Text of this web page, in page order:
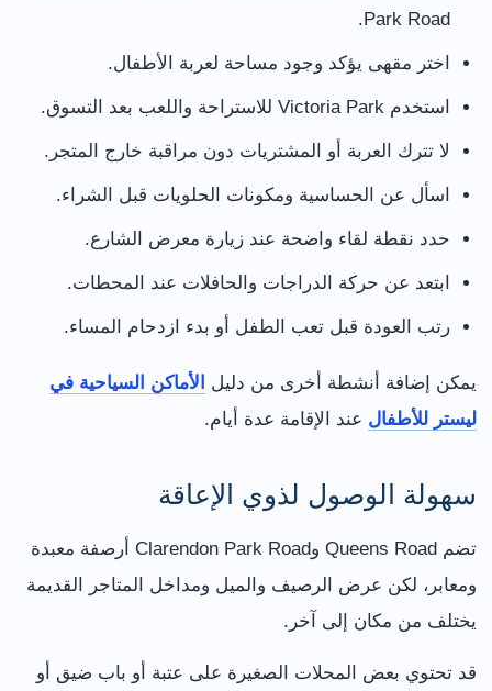
Park Road.
اختر مقهى يؤكد وجود مساحة لعربة الأطفال.
استخدم Victoria Park للاستراحة واللعب بعد التسوق.
لا تترك العربة أو المشتريات دون مراقبة خارج المتجر.
اسأل عن الحساسية ومكونات الحلويات قبل الشراء.
حدد نقطة لقاء واضحة عند زيارة معرض الشارع.
ابتعد عن حركة الدراجات والحافلات عند المحطات.
رتب العودة قبل تعب الطفل أو بدء ازدحام المساء.
يمكن إضافة أنشطة أخرى من دليل
الأماكن السياحية في
ليستر للأطفال عند الإقامة عدة أيام.
سهولة الوصول لذوي الإعاقة
تضم Queens Road وClarendon Park Road أرصفة معبدة
ومعابر، لكن عرض الرصيف والميل ومداخل المتاجر القديمة
يختلف من مكان إلى آخر.
قد تحتوي بعض المحلات الصغيرة على عتبة أو باب ضيق أو